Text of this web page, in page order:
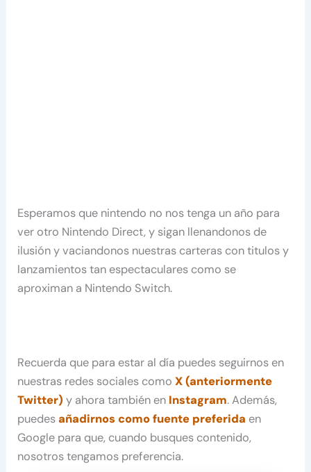
Esperamos que nintendo no nos tenga un año para
ver otro Nintendo Direct, y sigan llenandonos de
ilusión y vaciandonos nuestras carteras con titulos y
lanzamientos tan espectaculares como se
aproximan a Nintendo Switch.
Recuerda que para estar al día puedes seguirnos en
nuestras redes sociales comoX (anteriormente
Twitter) y ahora también en Instagram. Además,
puedesañadirnos como fuente preferida en
Google para que, cuando busques contenido,
nosotros tengamos preferencia.